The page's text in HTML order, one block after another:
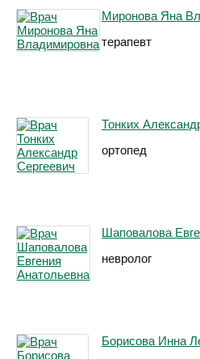
Миронова Яна
терапевт
Тонких
ортопед
Шаповалова
невролог
Борисова Инна